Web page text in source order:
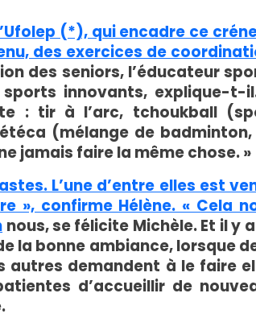
(*), qui encadre ce
des exercices de
des seniors, l’éducateur
innovants, explique-t-
: tir à l’arc, tchoukball
(mélange de
jamais faire la même chose. »
L’une d’entre elles est
», confirme Hélène. « Cela
nous, se félicite Michèle. Et il y
la bonne ambiance, lorsque
autres demandent à le faire
d’accueillir de